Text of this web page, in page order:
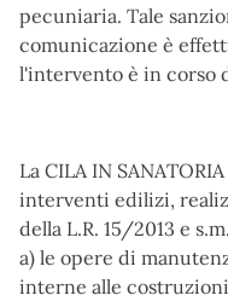
pecuniaria. Tale
comunicazione è
l'intervento è in corso
La CILA IN
interventi edilizi,
della L.R. 15/2013 e
a) le opere di
interne alle